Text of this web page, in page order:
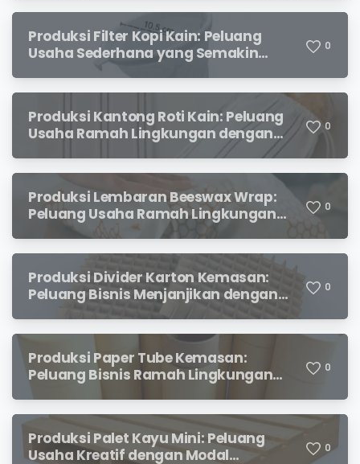
X
Produksi Filter Kopi Kain: Peluang
Usaha Sederhana yang Semakin
Diminati Pecinta Kopi
0
Produksi Kantong Roti Kain: Peluang
Usaha Ramah Lingkungan dengan
0
Produksi Lembaran Beeswax Wrap:
Peluang Usaha Ramah Lingkungan
yang Menjanjikan
0
Produksi Divider Karton Kemasan:
Peluang Bisnis Menjanjikan dengan
Permintaan yang Terus Meningkat
0
Produksi Paper Tube Kemasan:
Peluang Bisnis Ramah Lingkungan
0
Produksi Palet Kayu Mini: Peluang
Usaha Kreatif dengan Modal
0